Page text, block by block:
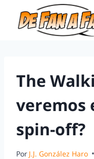
The
veremos
spin-off?
Por J.J. González Haro